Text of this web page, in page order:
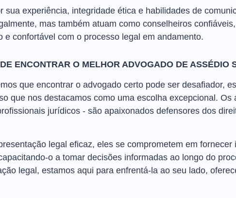
sua experiência, integridade ética e habilidades de
mas também atuam como conselheiros
e confortável com o processo legal em andamento.
ENCONTRAR O MELHOR ADVOGADO DE ASSÉDIO
que encontrar o advogado certo pode ser desafiador,
que nos destacamos como uma escolha excepcional. Os
jurídicos - são apaixonados defensores dos
legal eficaz, eles se comprometem em fornecer
o a tomar decisões informadas ao longo do
legal, estamos aqui para enfrentá-la ao seu lado,